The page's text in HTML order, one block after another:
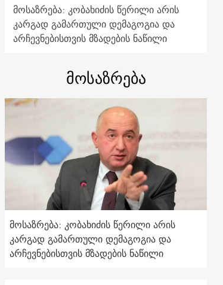
მოსაზრება: კობახიძის წერილი არის
კარგად გამართული დემაგოგია და
არჩევნებისთვის მზადების ნაწილი
მოსაზრება
მოსაზრება: კობახიძის წერილი არის
კარგად გამართული დემაგოგია და
არჩევნებისთვის მზადების ნაწილი